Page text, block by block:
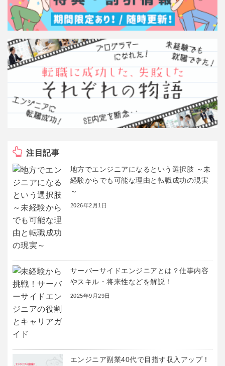
注目記事
地方でエンジニアになるという選択肢 ～未
経験からでも可能な理由と転職成功の現実
～
2026年2月1日
サーバーサイドエンジニアとは？仕事内容
やスキル・将来性などを解説！
2025年9月29日
エンジニア副業40代で目指す収入アップ！